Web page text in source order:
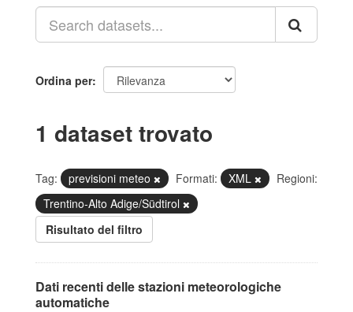
Ordina per
1 dataset trovato
Tag: previsioni meteo Formati: XML
Regioni:
Trentino-Alto Adige/Südtirol
Risultato del filtro
Dati recenti delle stazioni meteorologiche
automatiche